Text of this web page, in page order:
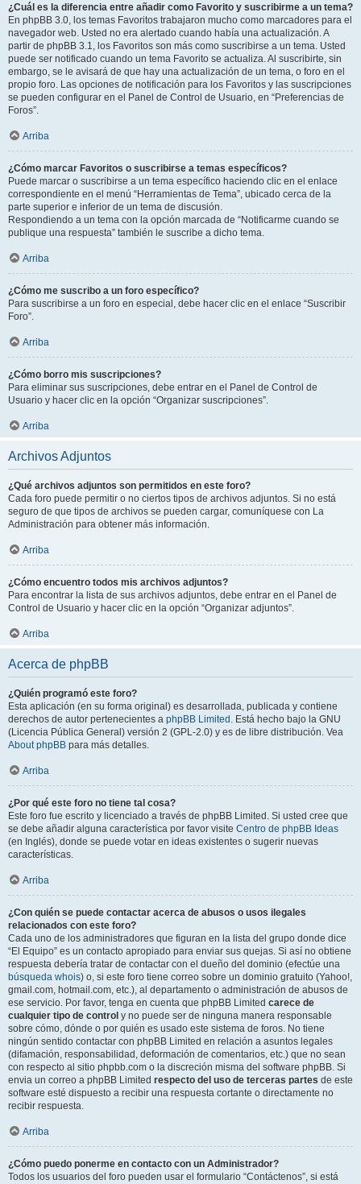
¿Cuál es la diferencia entre añadir como Favorito y suscribirme a un tema?
En phpBB 3.0, los temas Favoritos trabajaron mucho como marcadores para el
navegador web. Usted no era alertado cuando había una actualización. A
partir de phpBB 3.1, los Favoritos son más como suscribirse a un tema. Usted
puede ser notificado cuando un tema Favorito se actualiza. Al suscribirte, sin
embargo, se le avisará de que hay una actualización de un tema, o foro en el
propio foro. Las opciones de notificación para los Favoritos y las suscripciones
se pueden configurar en el Panel de Control de Usuario, en “Preferencias de
Foros”.
Arriba
¿Cómo marcar Favoritos o suscribirse a temas específicos?
Puede marcar o suscribirse a un tema específico haciendo clic en el enlace
correspondiente en el menú “Herramientas de Tema”, ubicado cerca de la
parte superior e inferior de un tema de discusión.
Respondiendo a un tema con la opción marcada de “Notificarme cuando se
publique una respuesta” también le suscribe a dicho tema.
Arriba
¿Cómo me suscribo a un foro específico?
Para suscribirse a un foro en especial, debe hacer clic en el enlace “Suscribir
Foro”.
Arriba
¿Cómo borro mis suscripciones?
Para eliminar sus suscripciones, debe entrar en el Panel de Control de
Usuario y hacer clic en la opción “Organizar suscripciones”.
Arriba
Archivos Adjuntos
¿Qué archivos adjuntos son permitidos en este foro?
Cada foro puede permitir o no ciertos tipos de archivos adjuntos. Si no está
seguro de que tipos de archivos se pueden cargar, comuníquese con La
Administración para obtener más información.
Arriba
¿Cómo encuentro todos mis archivos adjuntos?
Para encontrar la lista de sus archivos adjuntos, debe entrar en el Panel de
Control de Usuario y hacer clic en la opción “Organizar adjuntos”.
Arriba
Acerca de phpBB
¿Quién programó este foro?
Esta aplicación (en su forma original) es desarrollada, publicada y contiene
derechos de autor pertenecientes a phpBB Limited . Está hecho bajo la GNU
(Licencia Pública General) versión 2 (GPL-2.0) y es de libre distribución. Vea
About phpBB para más detalles.
Arriba
¿Por qué este foro no tiene tal cosa?
Este foro fue escrito y licenciado a través de phpBB Limited. Si usted cree que
se debe añadir alguna característica por favor visite Centro de phpBB Ideas
(en Inglés), donde se puede votar en ideas existentes o sugerir nuevas
características.
Arriba
¿Con quién se puede contactar acerca de abusos o usos ilegales
relacionados con este foro?
Cada uno de los administradores que figuran en la lista del grupo donde dice
“El Equipo” es un contacto apropiado para enviar sus quejas. Si así no obtiene
respuesta debería tratar de contactar con el dueño del dominio (efectúe una
búsqueda whois) o, si este foro tiene correo sobre un dominio gratuito (Yahoo!,
gmail.com, hotmail.com, etc.), al departamento o administración de abusos de
ese servicio. Por favor, tenga en cuenta que phpBB Limited carece de
cualquier tipo de control y no puede ser de ninguna manera responsable
sobre cómo, dónde o por quién es usado este sistema de foros. No tiene
ningún sentido contactar con phpBB Limited en relación a asuntos legales
(difamación, responsabilidad, deformación de comentarios, etc.) que no sean
con respecto al sitio phpbb.com o la discreción misma del software phpBB. Si
envia un correo a phpBB Limited respecto del uso de terceras partes de este
software esté dispuesto a recibir una respuesta cortante o directamente no
recibir respuesta.
Arriba
¿Cómo puedo ponerme en contacto con un Administrador?
Todos los usuarios del foro pueden usar el formulario “Contáctenos”, si está